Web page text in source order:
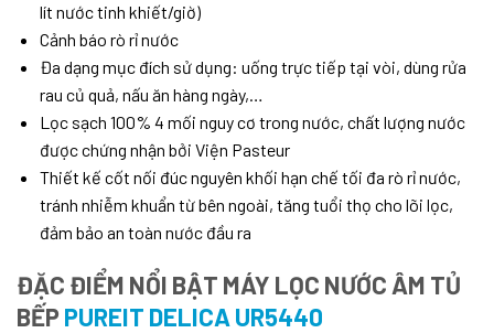
lít nước tinh khiết/giờ)
Cảnh báo rò rỉ nước
Đa dạng mục đích sử dụng: uống trực tiếp tại vòi, dùng rửa
rau củ quả, nấu ăn hàng ngày,…
Lọc sạch 100% 4 mối nguy cơ trong nước, chất lượng nước
được chứng nhận bởi Viện Pasteur
Thiết kế cốt nối đúc nguyên khối hạn chế tối đa rò rỉ nước,
tránh nhiễm khuẩn từ bên ngoài, tăng tuổi thọ cho lõi lọc,
đảm bảo an toàn nước đầu ra
ĐẶC ĐIỂM NỔI BẬT MÁY LỌC NƯỚC ÂM TỦ
BẾP PUREIT DELICA UR5440